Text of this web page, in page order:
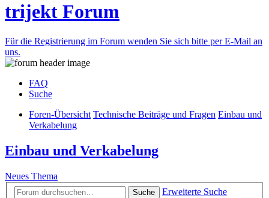
trijekt Forum
Für die Registrierung im Forum wenden Sie sich bitte per E-Mail an
uns.
FAQ
Suche
Foren-Übersicht Technische Beiträge und Fragen Einbau und
Verkabelung
Einbau und Verkabelung
Neues Thema
Suche
Erweiterte Suche